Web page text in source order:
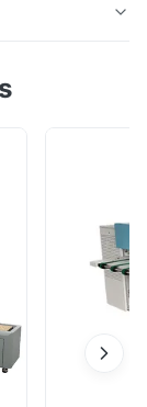
최대 폭:
50pcs/box;
아니오...